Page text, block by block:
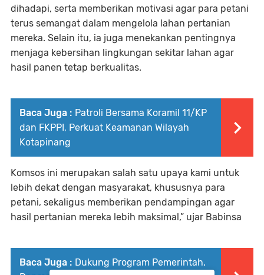
dihadapi, serta memberikan motivasi agar para petani
terus semangat dalam mengelola lahan pertanian
mereka. Selain itu, ia juga menekankan pentingnya
menjaga kebersihan lingkungan sekitar lahan agar
hasil panen tetap berkualitas.
Baca Juga : Patroli Bersama Koramil 11/KP
dan FKPPI, Perkuat Keamanan Wilayah
Kotapinang
Komsos ini merupakan salah satu upaya kami untuk
lebih dekat dengan masyarakat, khususnya para
petani, sekaligus memberikan pendampingan agar
hasil pertanian mereka lebih maksimal,” ujar Babinsa
Baca Juga : Dukung Program Pemerintah,